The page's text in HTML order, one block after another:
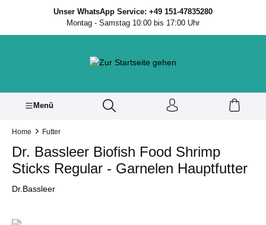
springenUnser WhatsApp Service: +49 151-47835280
Montag - Samstag 10:00 bis 17:00 Uhr
Menü
Home Futter
Dr. Bassleer Biofish Food Shrimp
Sticks Regular - Garnelen Hauptfutter
Dr.Bassleer